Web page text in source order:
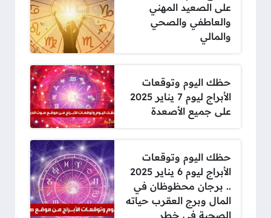
على الصعيد المهني
والعاطفي والصحي
والمالي
حظك اليوم وتوقعات
الأبراج ليوم 7 يناير 2025
على جميع الأصعدة
حظك اليوم وتوقعات
الأبراج ليوم 6 يناير 2025
.. برجان محظوظان في
المال وبرج العقرب حياته
الصحية في خطر